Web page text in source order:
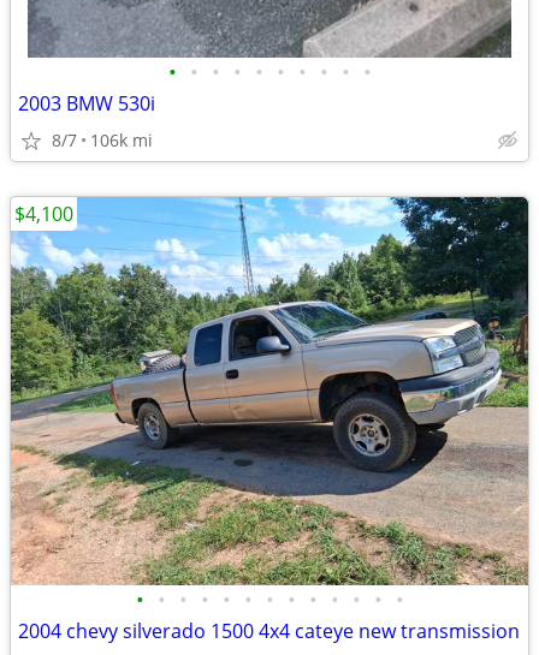
• • • • • • • • • •
2003 BMW 530i
8/7 106k mi
• • • • • • • • • • • • •
2004 chevy silverado 1500 4x4 cateye new transmission
$4,100